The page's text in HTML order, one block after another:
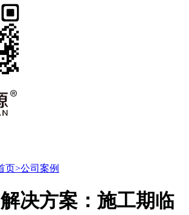
页>公司案例
决方案：施工期临